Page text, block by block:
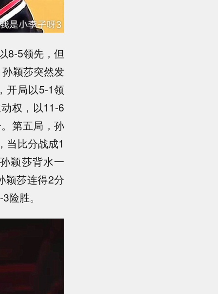
8-5领先，但
颖莎突然发
开局以5-1领
权，以11-6
第五局，孙
当比分战成1
颖莎背水一
颖莎连得2分
胜。